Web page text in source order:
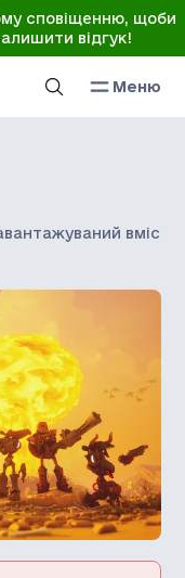
сповіщенню, щоби
відгук!
Меню
вміст